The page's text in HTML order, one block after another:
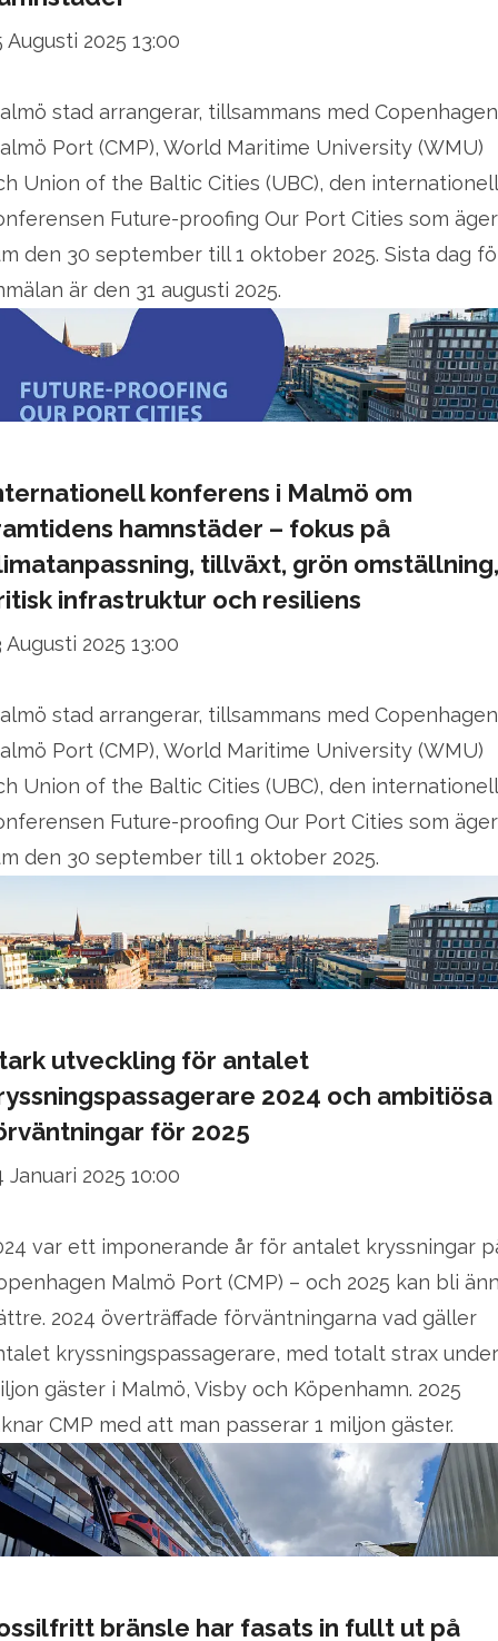
Augusti 2025 13:00
stad arrangerar, tillsammans med Copenhagen
Port (CMP), World Maritime University (WMU)
Union of the Baltic Cities (UBC), den
Future-proofing Our Port Cities som äger
den 30 september till 1 oktober 2025. Sista dag
är den 31 augusti 2025.
konferens i Malmö om
hamnstäder – fokus på
tillväxt, grön omställning,
infrastruktur och resiliens
Augusti 2025 13:00
stad arrangerar, tillsammans med Copenhagen
Port (CMP), World Maritime University (WMU)
Union of the Baltic Cities (UBC), den
Future-proofing Our Port Cities som äger
den 30 september till 1 oktober 2025.
utveckling för antalet
2024 och ambitiösa
för 2025
Januari 2025 10:00
var ett imponerande år för antalet kryssningar
Malmö Port (CMP) – och 2025 kan bli
2024 överträffade förväntningarna vad gäller
kryssningspassagerare, med totalt strax
gäster i Malmö, Visby och Köpenhamn. 2025
CMP med att man passerar 1 miljon gäster.
bränsle har fasats in fullt ut på